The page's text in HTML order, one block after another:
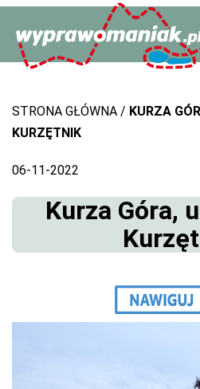
content
STRONA GŁÓWNA
KURZA
KURZĘTNIK
06-11-2022
Kurza Góra,